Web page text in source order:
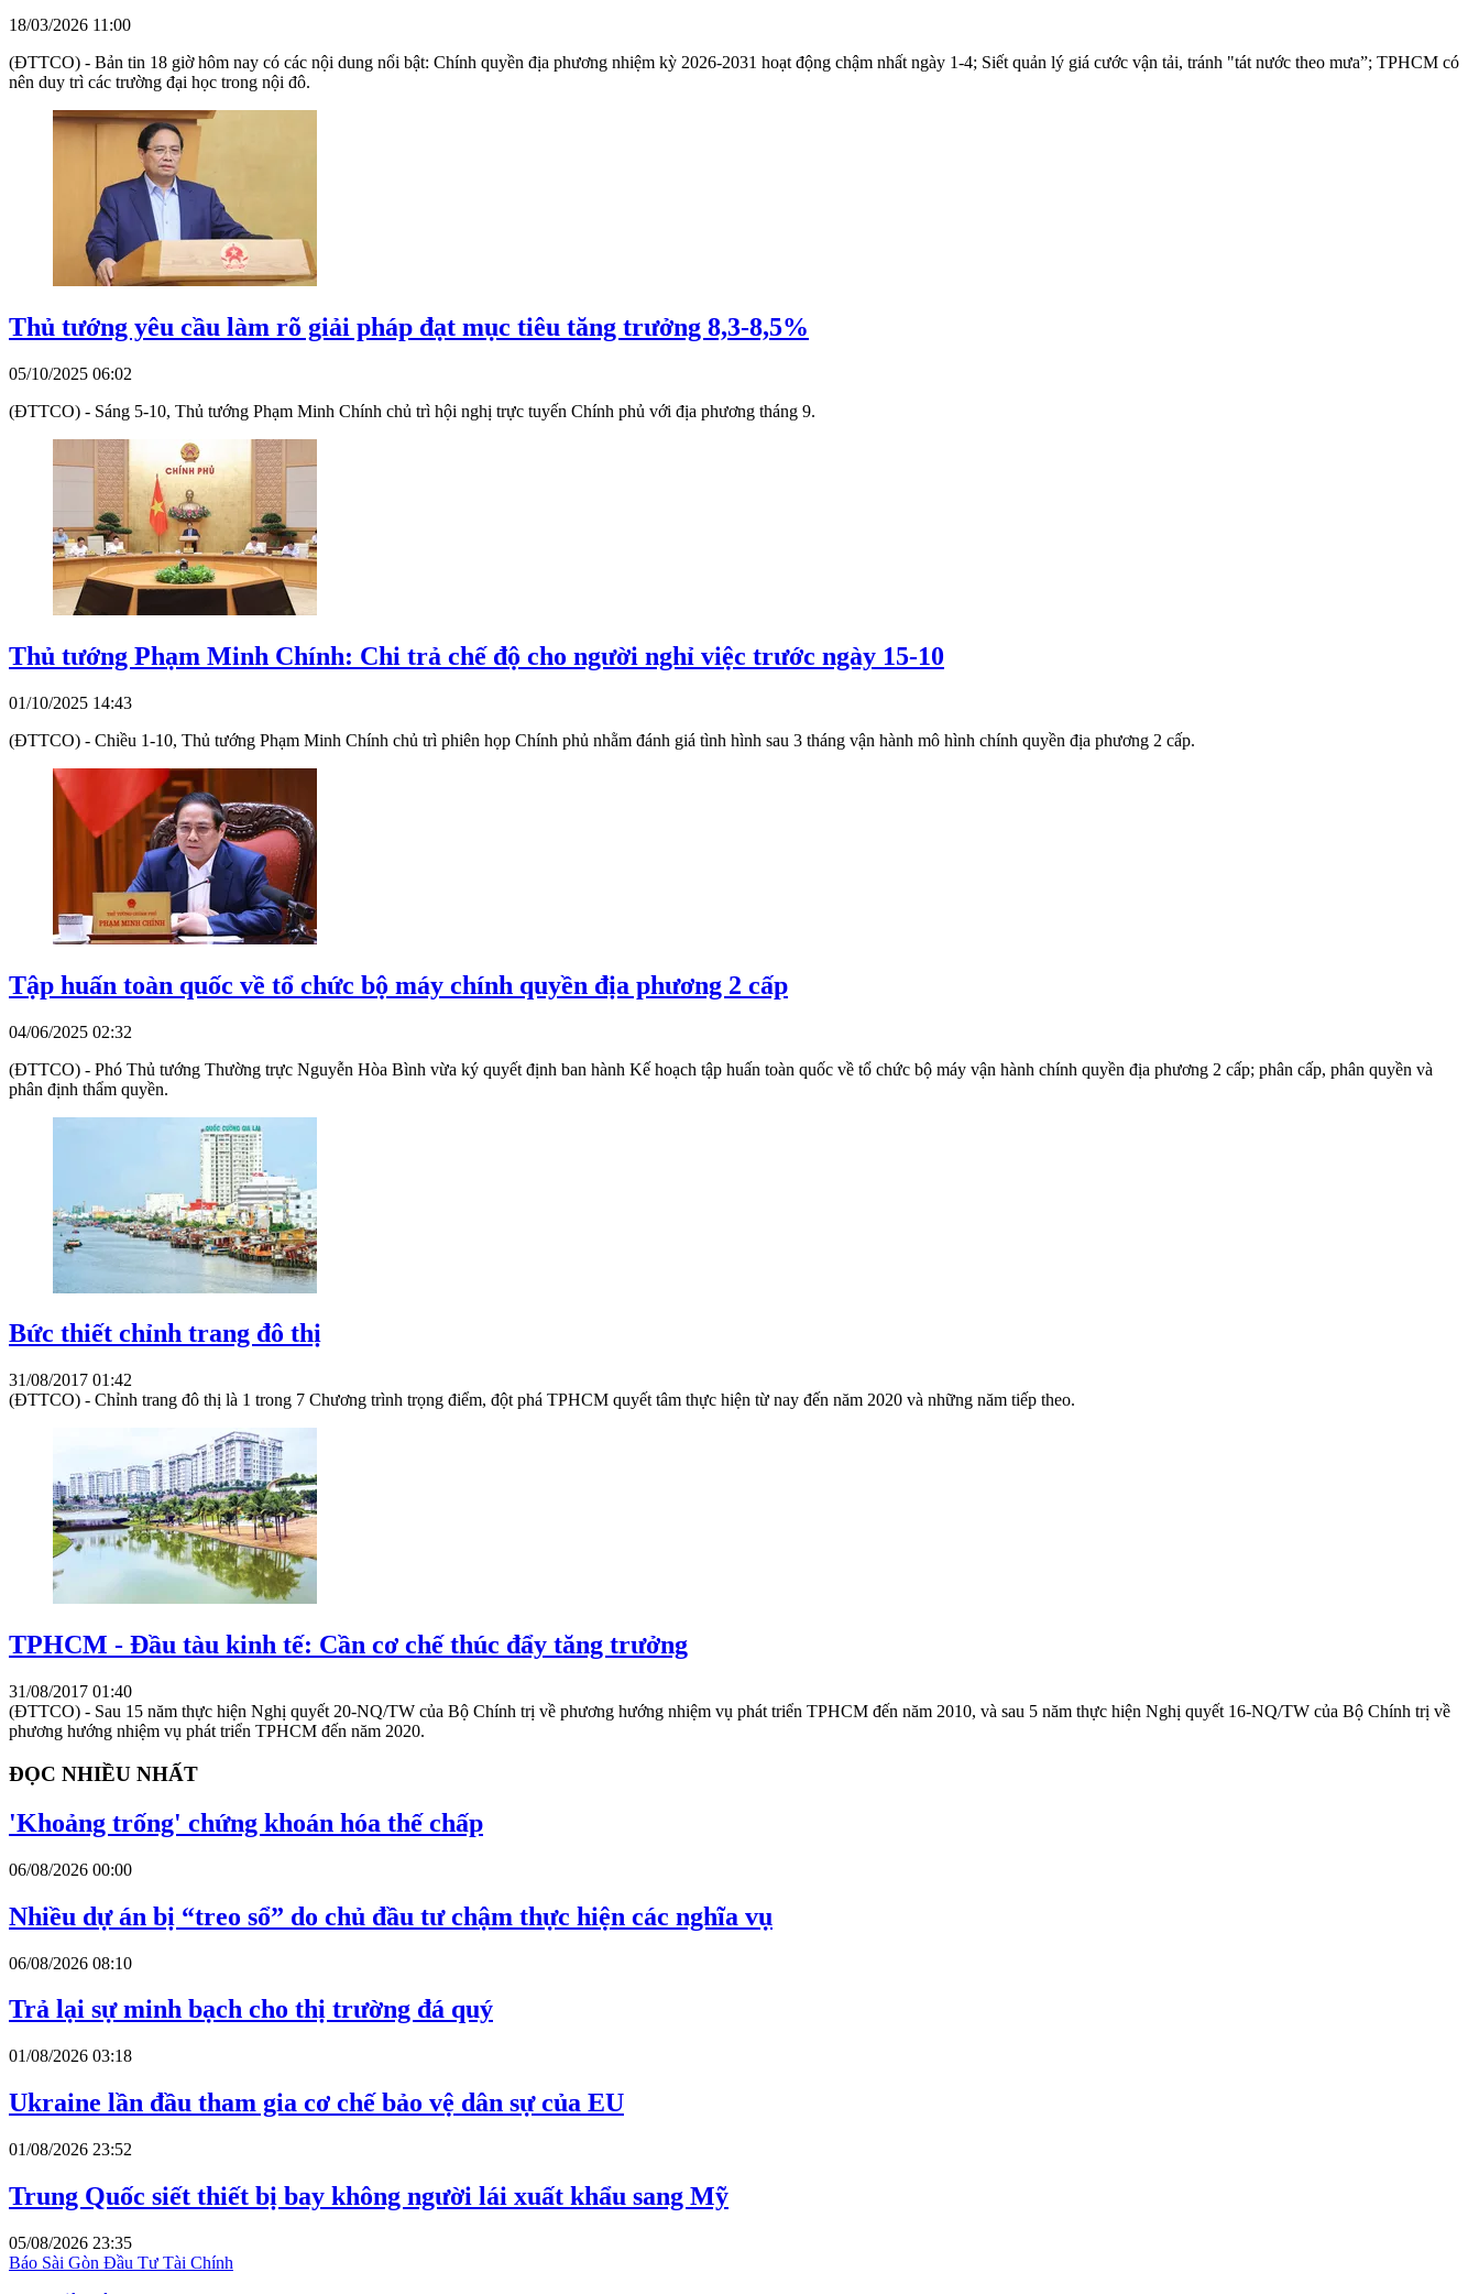
18/03/2026 11:00
(ĐTTCO) - Bản tin 18 giờ hôm nay có các nội dung nổi bật: Chính quyền địa phương nhiệm kỳ 2026-2031 hoạt động chậm nhất ngày 1-4; Siết quản lý giá cước vận tải, tránh "tát nước theo mưa”; TPHCM có
nên duy trì các trường đại học trong nội đô.
Thủ tướng yêu cầu làm rõ giải pháp đạt mục tiêu tăng trưởng 8,3-8,5%
05/10/2025 06:02
(ĐTTCO) - Sáng 5-10, Thủ tướng Phạm Minh Chính chủ trì hội nghị trực tuyến Chính phủ với địa phương tháng 9.
Thủ tướng Phạm Minh Chính: Chi trả chế độ cho người nghỉ việc trước ngày 15-10
01/10/2025 14:43
(ĐTTCO) - Chiều 1-10, Thủ tướng Phạm Minh Chính chủ trì phiên họp Chính phủ nhằm đánh giá tình hình sau 3 tháng vận hành mô hình chính quyền địa phương 2 cấp.
Tập huấn toàn quốc về tổ chức bộ máy chính quyền địa phương 2 cấp
04/06/2025 02:32
(ĐTTCO) - Phó Thủ tướng Thường trực Nguyễn Hòa Bình vừa ký quyết định ban hành Kế hoạch tập huấn toàn quốc về tổ chức bộ máy vận hành chính quyền địa phương 2 cấp; phân cấp, phân quyền và
phân định thẩm quyền.
Bức thiết chỉnh trang đô thị
31/08/2017 01:42
(ĐTTCO) - Chỉnh trang đô thị là 1 trong 7 Chương trình trọng điểm, đột phá TPHCM quyết tâm thực hiện từ nay đến năm 2020 và những năm tiếp theo.
TPHCM - Đầu tàu kinh tế: Cần cơ chế thúc đẩy tăng trưởng
31/08/2017 01:40
(ĐTTCO) - Sau 15 năm thực hiện Nghị quyết 20-NQ/TW của Bộ Chính trị về phương hướng nhiệm vụ phát triển TPHCM đến năm 2010, và sau 5 năm thực hiện Nghị quyết 16-NQ/TW của Bộ Chính trị về
phương hướng nhiệm vụ phát triển TPHCM đến năm 2020.
ĐỌC NHIỀU NHẤT
'Khoảng trống' chứng khoán hóa thế chấp
06/08/2026 00:00
Nhiều dự án bị “treo sổ” do chủ đầu tư chậm thực hiện các nghĩa vụ
06/08/2026 08:10
Trả lại sự minh bạch cho thị trường đá quý
01/08/2026 03:18
Ukraine lần đầu tham gia cơ chế bảo vệ dân sự của EU
01/08/2026 23:52
Trung Quốc siết thiết bị bay không người lái xuất khẩu sang Mỹ
05/08/2026 23:35
Báo Sài Gòn Đầu Tư Tài Chính